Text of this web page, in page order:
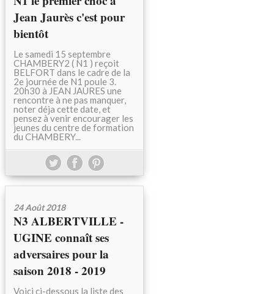
Jean Jaurès c'est pour
bientôt
Le samedi 15 septembre
CHAMBERY2 ( N1 ) reçoit
BELFORT dans le cadre de la
2e journée de N1 poule 3.
20h30 à JEAN JAURES une
rencontre à ne pas manquer,
noter déja cette date, et
pensez à venir encourager les
jeunes du centre de formation
du CHAMBERY...
24 Août 2018
N3 ALBERTVILLE -
UGINE connaît ses
adversaires pour la
saison 2018 - 2019
Voici ci-dessous la liste des